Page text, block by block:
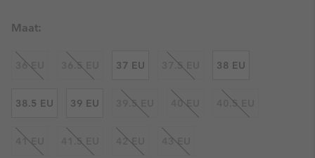
Maat:
36 EU 36.5 EU 37 EU 37.5 EU 38 EU
38.5 EU 39 EU 39.5 EU 40 EU 40.5 EU
41 EU 41.5 EU 42 EU 43 EU